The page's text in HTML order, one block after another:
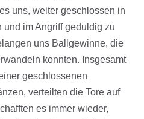
uns, weiter geschlossen in
und im Angriff geduldig zu
uns Ballgewinne, die
konnten. Insgesamt
geschlossenen
verteilten die Tore auf
es immer wieder,